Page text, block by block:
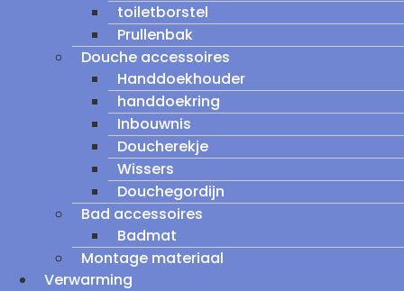
toiletborstel
Prullenbak
Douche accessoires
Handdoekhouder
handdoekring
Inbouwnis
Doucherekje
Wissers
Douchegordijn
Bad accessoires
Badmat
Montage materiaal
Verwarming